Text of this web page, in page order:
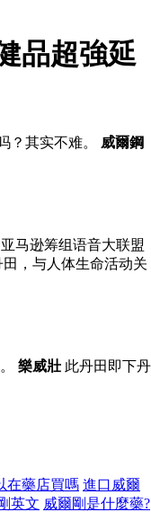
品超強延
？其实不难。 威爾鋼
马逊筹组语音大联盟
，与人体生命活动关
樂威壯 此丹田即下丹
在藥店買嗎 進口威爾
英文 威爾剛是什麼藥?